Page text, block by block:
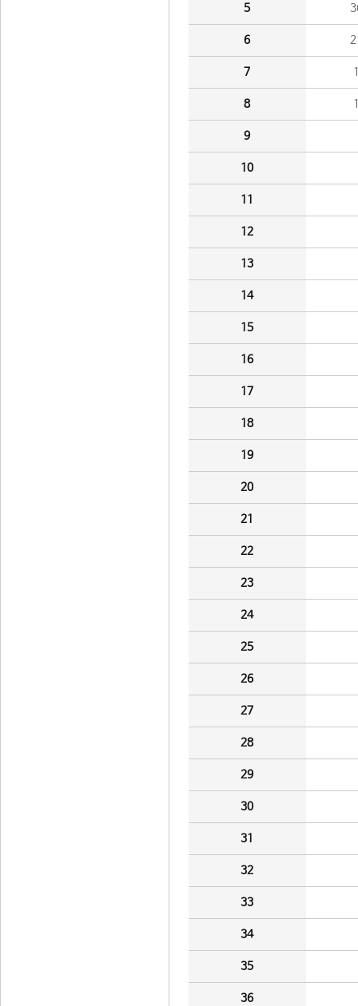
5
6
7
8
9
10
11
12
13
14
15
16
17
18
19
20
21
22
23
24
25
26
27
28
29
30
31
32
33
34
35
36